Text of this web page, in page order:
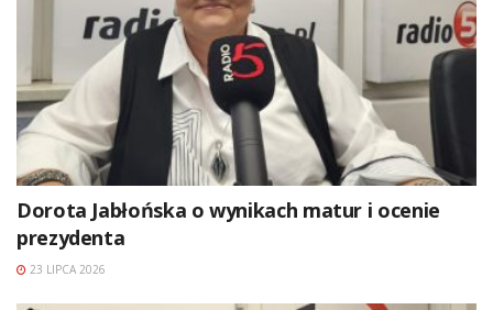
Dorota Jabłońska o wynikach matur i ocenie
prezydenta
23 LIPCA 2026